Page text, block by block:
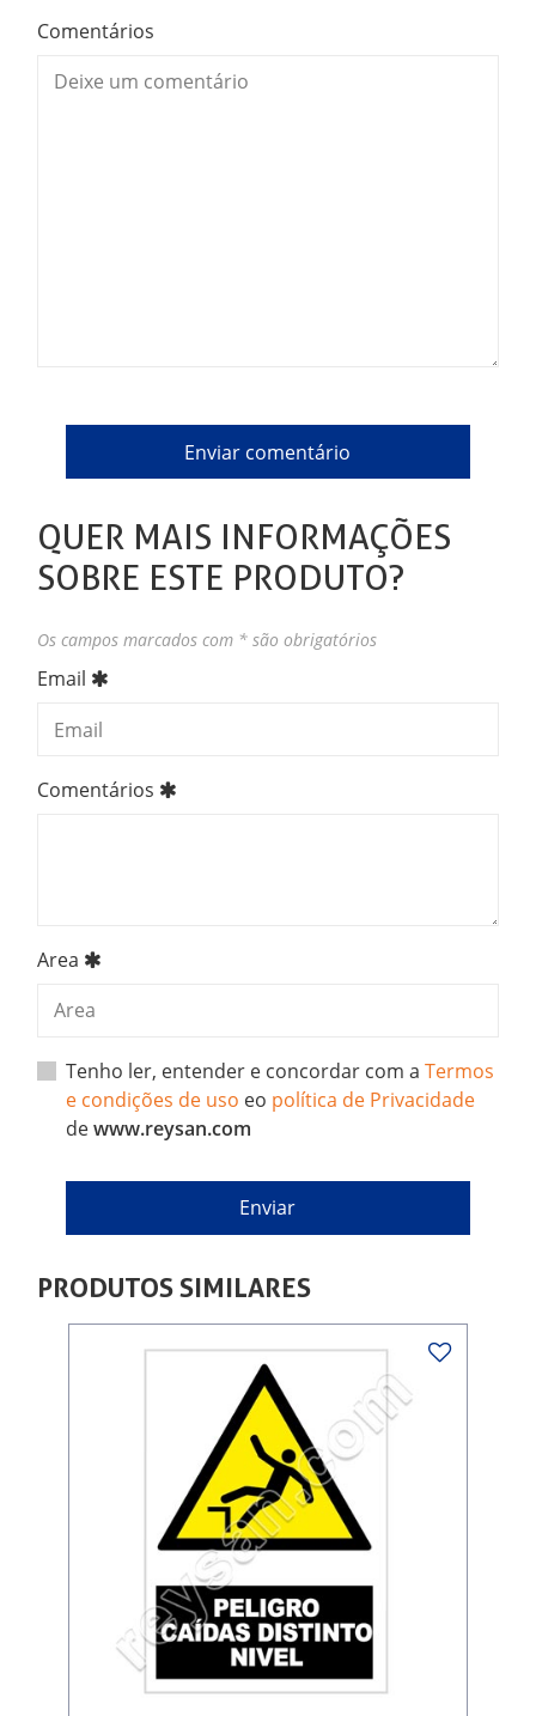
Comentários
QUER MAIS INFORMAÇÕES
SOBRE ESTE PRODUTO?
Os campos marcados com * são obrigatórios
Email
Comentários
Area
Tenho ler, entender e concordar com aTermos
e condições de uso eo política de Privacidade
dewww.reysan.com
PRODUTOS SIMILARES